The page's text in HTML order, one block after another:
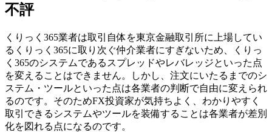
不評
くりっく365業者は取引自体を東京金融取引所に上場してい
るくりっく365に取り次ぐ仲介業者にすぎないため、くりっ
く365のシステムであるスプレッドやレバレッジといった点
を変えることはできません。しかし、注文にいたるまでのシ
ステム・ツールといった点は各業者の判断で自由に変えられ
るのです。そのためFX投資家が気持ちよく、わかりやすく
取引できるシステムやツールを装備することは各業者が差別
化を図れる点になるのです。